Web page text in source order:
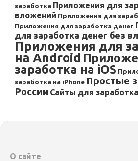
заработка Приложения для
вложений Приложения для
Приложения для заработка денег
для заработка денег без
Приложения для
на Android
заработка на iOS
заработка на iPhone Простые
России Сайты для заработка
О сайте